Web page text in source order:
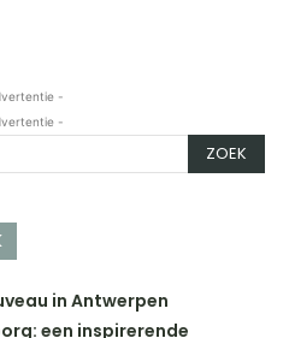
-
-
ZOEK
in Antwerpen
een inspirerende